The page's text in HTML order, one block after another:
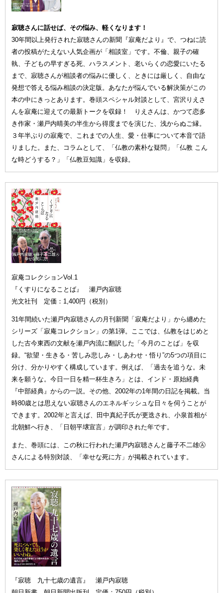
寂聴さんに話せば、その悩み、軽くなります！
30年間以上発行された寂聴さんの新聞『寂庵だより』で、つねに読
者の投稿がたえない人気企画が「相談室」です。不倫、親子の確
執、子どもの早すぎる死、ハラスメント、老いらくの恋愛にいたる
まで、寂聴さんが相談者の悩みに優しく、ときには厳しく、自由な
発想で答える悩み相談の決定版。あなたが悩んでいる解決策がこの
本の中にきっとあります。巻頭スペシャル対談として、宮沢りえさ
んを寂庵に迎えての最新トークを収録！ りえさんは、かつて恋多
き作家・瀬戸内晴美の半生から得度までを演じた、浅からぬご縁。
３年半ぶりの寂庵で、これまでの人生、愛・仕事について本音で語
りました。また、コラムとして、「仏教の素朴な疑問」「仏教 こん
な時どうする？」「仏教豆知識」を収録。
寂庵コレクションVol.1
『くすりになることば』 瀬戸内寂聴
光文社刊 定価：1,400円（税別）
31年間続いた瀬戸内寂聴さんの月刊新聞「寂庵だより」から纏めた
シリーズ「寂庵コレクション」の第1弾。ここでは、仏教をはじめと
した古今東西の文献を瀬戸内流に翻訳した「今月のことば」を収
録。“欲望・生きる・苦しみ悲しみ・しあわせ・悟り”の5つの項目に
分け、分かりやすく構成しています。例えば、「過去を追うな。未
来を願うな。今日一日を精一杯生きろ」とは、インド・原始経典
『中部経典』からの一説。その他、2002年の1年間の日記を掲載。当
時80歳とは思えない寂聴さんのエネルギッシュな日々を伺うことが
できます。2002年と言えば、田中真紀子氏が更迭され、小泉首相が
北朝鮮へ行き、「日朝平壌宣言」が調印された年です。
また、巻頭には、この秋に行われた瀬戸内寂聴さんと藤子不二雄Ⓐ
さんによる特別対談、「幸せな死に方」が掲載されています。
『寂聴 九十七歳の遺言』 瀬戸内寂聴